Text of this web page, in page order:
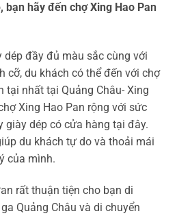
bạn hãy đến chợ Xing Hao Pan
đầy đủ màu sắc cùng với
cỡ, du khách có thể đến với chợ
tại nhất tại Quảng Châu- Xing
Xing Hao Pan rộng với sức
giày dép có cửa hàng tại đây.
du khách tự do và thoải mái
của mình.
rất thuận tiện cho bạn di
Quảng Châu và di chuyển